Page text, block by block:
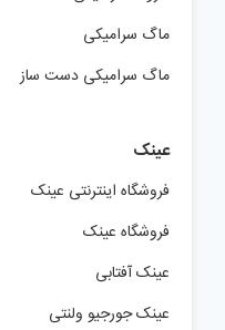
ماگ سرامیکی
ماگ سرامیکی دست ساز
عینک
فروشگاه اینترنتی عینک
فروشگاه عینک
عینک آفتابی
عینک جورجیو ولنتی